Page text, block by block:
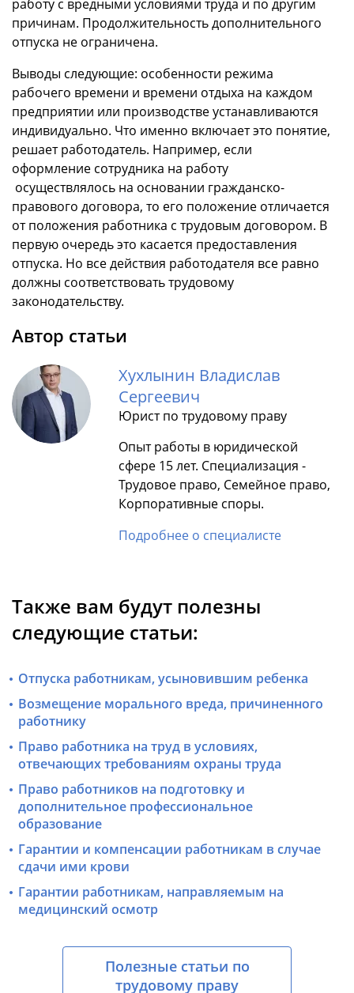
работу с вредными условиями труда и по другим
причинам. Продолжительность дополнительного
отпуска не ограничена.
Выводы следующие: особенности режима
рабочего времени и времени отдыха на каждом
предприятии или производстве устанавливаются
индивидуально. Что именно включает это понятие,
решает работодатель. Например, если
оформление сотрудника на работу
осуществлялось на основании гражданско-
правового договора, то его положение отличается
от положения работника с трудовым договором. В
первую очередь это касается предоставления
отпуска. Но все действия работодателя все равно
должны соответствовать трудовому
законодательству.
Автор статьи
Хухлынин Владислав
Сергеевич
Юрист по трудовому праву
Опыт работы в юридической
сфере 15 лет. Специализация -
Трудовое право, Семейное право,
Корпоративные споры.
Подробнее о специалисте
Также вам будут полезны
следующие статьи:
Отпуска работникам, усыновившим ребенка
Возмещение морального вреда, причиненного
работнику
Право работника на труд в условиях,
отвечающих требованиям охраны труда
Право работников на подготовку и
дополнительное профессиональное
образование
Гарантии и компенсации работникам в случае
сдачи ими крови
Гарантии работникам, направляемым на
медицинский осмотр
Полезные статьи по
трудовому праву